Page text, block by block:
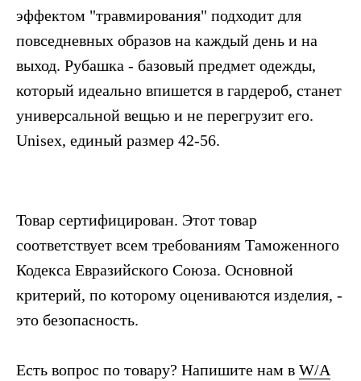
эффектом "травмирования" подходит для
повседневных образов на каждый день и на
выход. Рубашка - базовый предмет одежды,
который идеально впишется в гардероб, станет
универсальной вещью и не перегрузит его.
Unisex, единый размер 42-56.
Товар сертифицирован. Этот товар
соответствует всем требованиям Таможенного
Кодекса Евразийского Союза. Основной
критерий, по которому оцениваются изделия, -
это безопасность.
Есть вопрос по товару? Напишите нам в W/A